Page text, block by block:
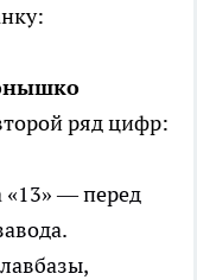
ряд цифр:
«13» — перед